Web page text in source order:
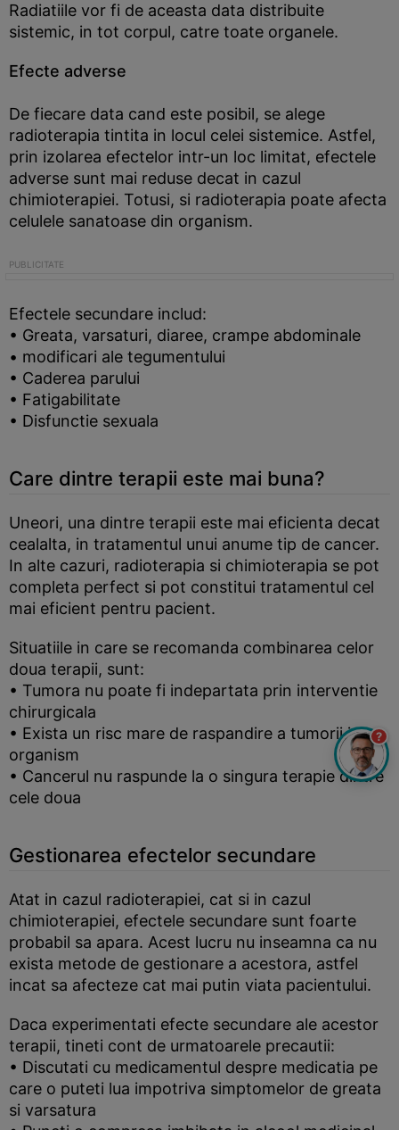
Radiatiile vor fi de aceasta data distribuite
sistemic, in tot corpul, catre toate organele.
Efecte adverse
De fiecare data cand este posibil, se alege
radioterapia tintita in locul celei sistemice. Astfel,
prin izolarea efectelor intr-un loc limitat, efectele
adverse sunt mai reduse decat in cazul
chimioterapiei. Totusi, si radioterapia poate afecta
celulele sanatoase din organism.
Efectele secundare includ:
• Greata, varsaturi, diaree, crampe abdominale
• modificari ale tegumentului
• Caderea parului
• Fatigabilitate
• Disfunctie sexuala
Care dintre terapii este mai buna?
Uneori, una dintre terapii este mai eficienta decat
cealalta, in tratamentul unui anume tip de cancer.
In alte cazuri, radioterapia si chimioterapia se pot
completa perfect si pot constitui tratamentul cel
mai eficient pentru pacient.
Situatiile in care se recomanda combinarea celor
doua terapii, sunt:
• Tumora nu poate fi indepartata prin interventie
chirurgicala
• Exista un risc mare de raspandire a tumorii in
organism
• Cancerul nu raspunde la o singura terapie dintre
cele doua
Gestionarea efectelor secundare
Atat in cazul radioterapiei, cat si in cazul
chimioterapiei, efectele secundare sunt foarte
probabil sa apara. Acest lucru nu inseamna ca nu
exista metode de gestionare a acestora, astfel
incat sa afecteze cat mai putin viata pacientului.
Daca experimentati efecte secundare ale acestor
terapii, tineti cont de urmatoarele precautii:
• Discutati cu medicamentul despre medicatia pe
care o puteti lua impotriva simptomelor de greata
si varsatura
?